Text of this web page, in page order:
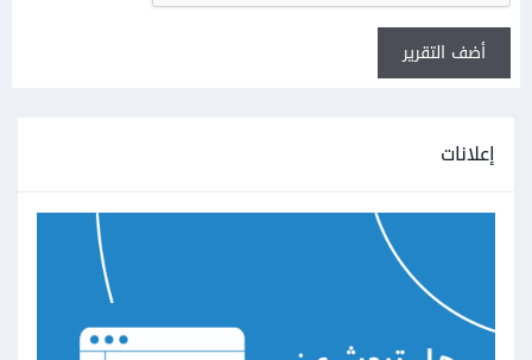
أضف التقرير
إعلانات